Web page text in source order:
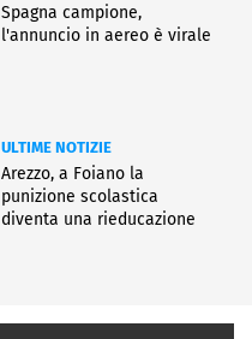
Spagna campione,
l'annuncio in aereo è virale
ULTIME NOTIZIE
Arezzo, a Foiano la
punizione scolastica
diventa una rieducazione